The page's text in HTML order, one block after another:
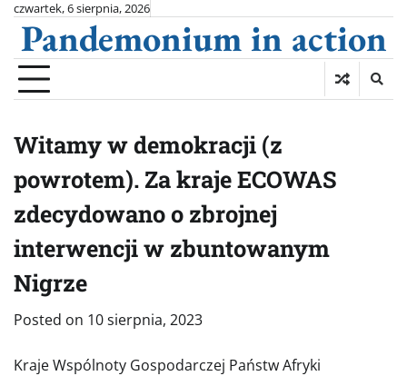
Skip
content
czwartek, 6 sierpnia, 2026
Pandemonium in action
Witamy w demokracji (z
powrotem). Za kraje ECOWAS
zdecydowano o zbrojnej
interwencji w zbuntowanym
Nigrze
Posted on 10 sierpnia, 2023
Kraje Wspólnoty Gospodarczej Państw Afryki